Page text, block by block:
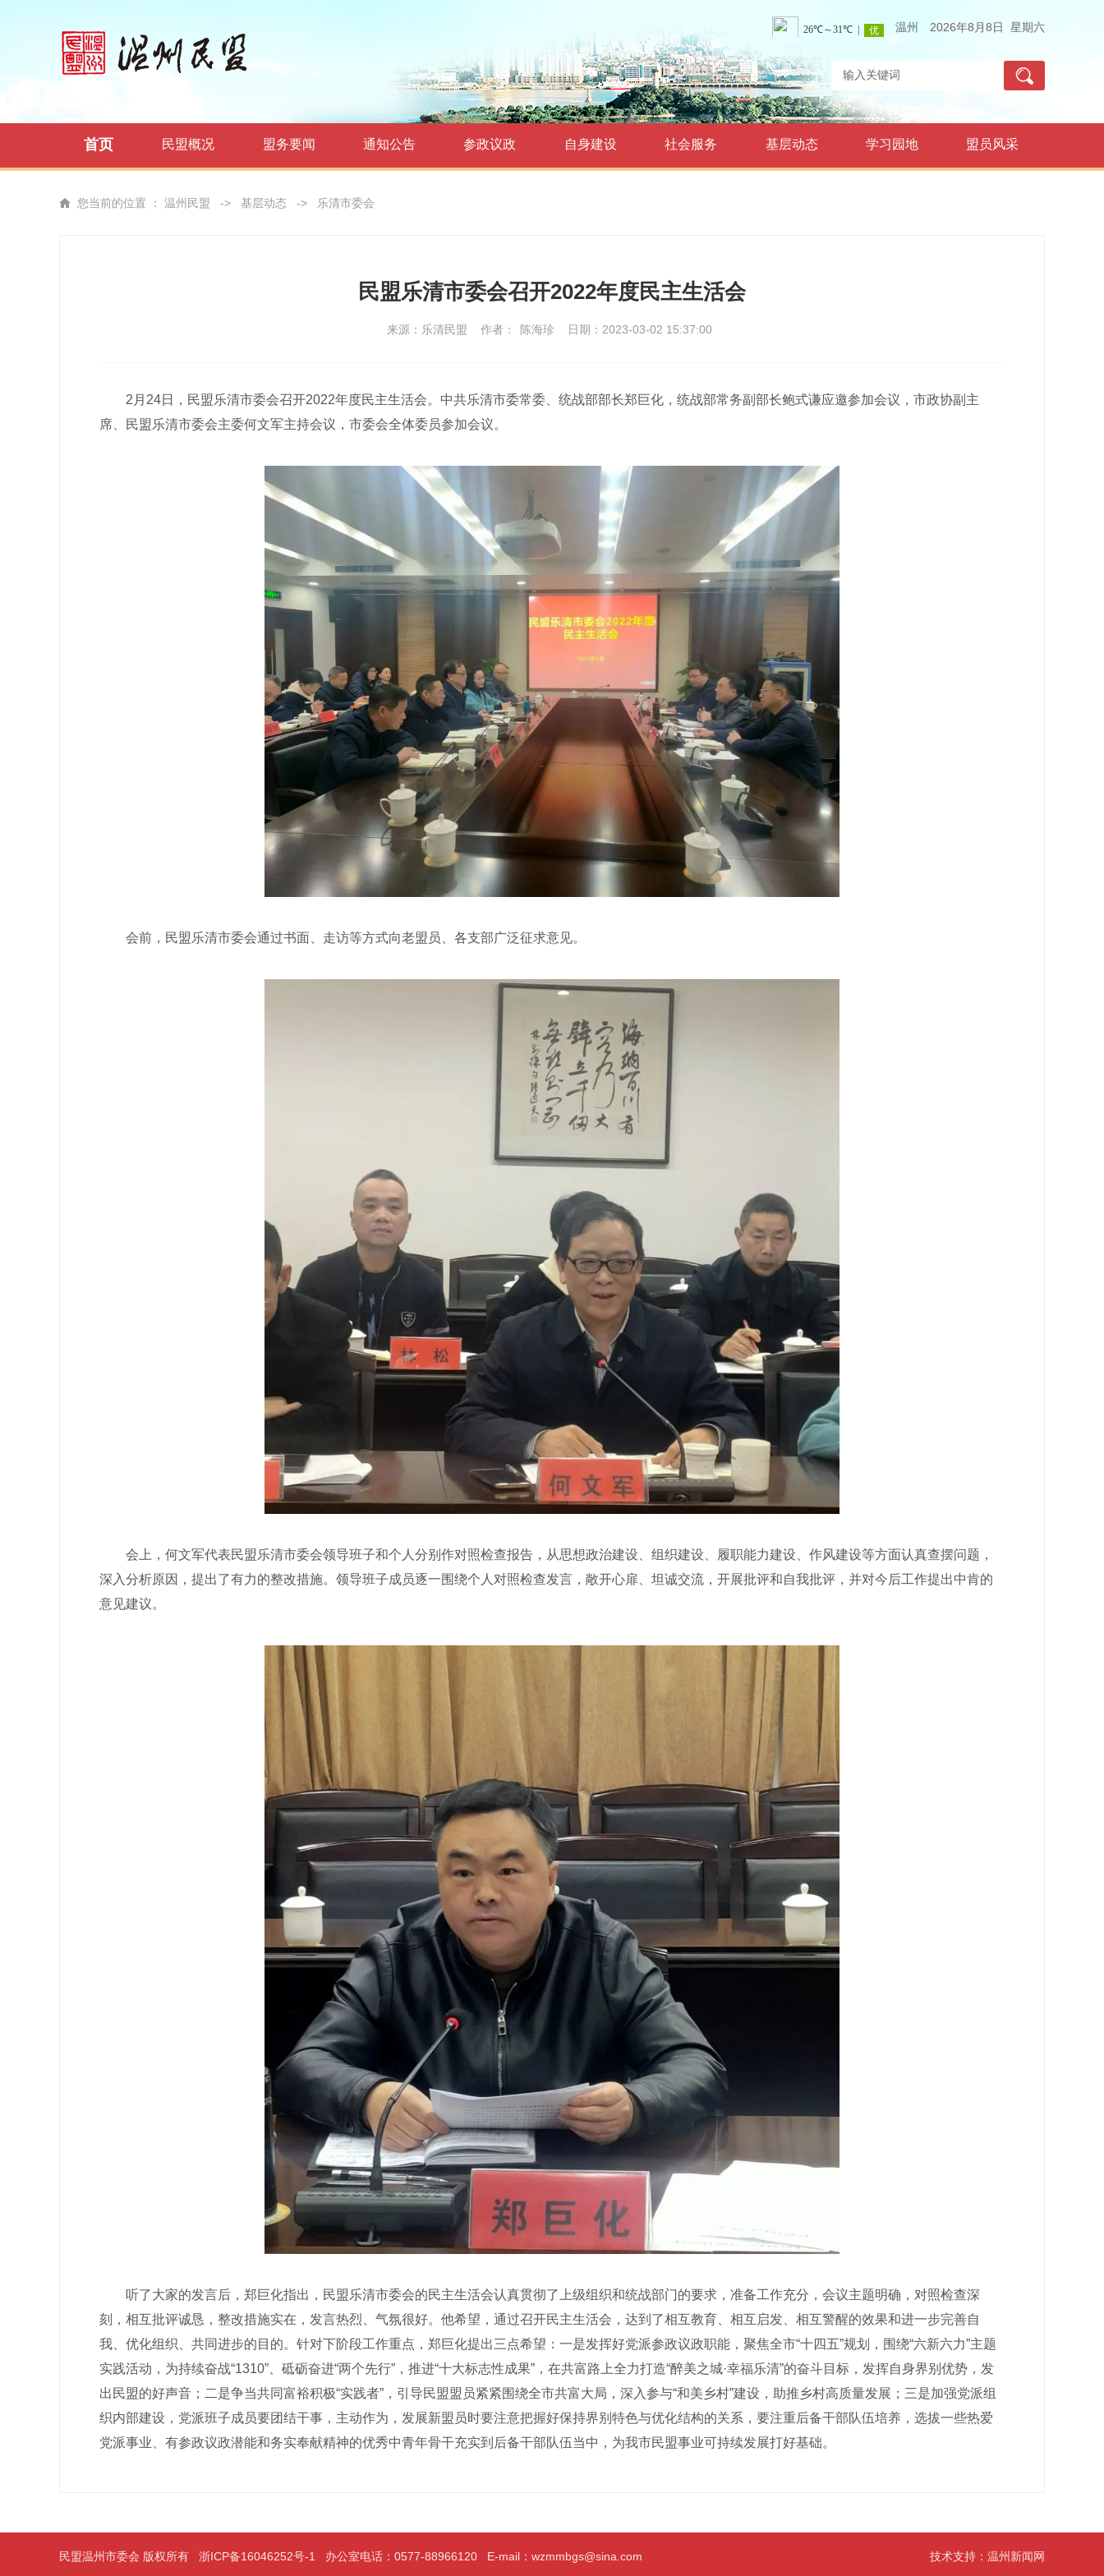
温州 2026年8月8日 星期六
首页 民盟概况 盟务要闻 通知公告 参政议政 自身建设 社会服务 基层动态 学习园地 盟员风采
您当前的位置 ： 温州民盟 -> 基层动态 -> 乐清市委会
民盟乐清市委会召开2022年度民主生活会
来源：乐清民盟 作者： 陈海珍 日期：2023-03-02 15:37:00
2月24日，民盟乐清市委会召开2022年度民主生活会。中共乐清市委常委、统战部部长郑巨化，统战部常务副部长鲍式谦应邀参加会议，市政协副主
席、民盟乐清市委会主委何文军主持会议，市委会全体委员参加会议。
会前，民盟乐清市委会通过书面、走访等方式向老盟员、各支部广泛征求意见。
会上，何文军代表民盟乐清市委会领导班子和个人分别作对照检查报告，从思想政治建设、组织建设、履职能力建设、作风建设等方面认真查摆问题，
深入分析原因，提出了有力的整改措施。领导班子成员逐一围绕个人对照检查发言，敞开心扉、坦诚交流，开展批评和自我批评，并对今后工作提出中肯的
意见建议。
听了大家的发言后，郑巨化指出，民盟乐清市委会的民主生活会认真贯彻了上级组织和统战部门的要求，准备工作充分，会议主题明确，对照检查深
刻，相互批评诚恳，整改措施实在，发言热烈、气氛很好。他希望，通过召开民主生活会，达到了相互教育、相互启发、相互警醒的效果和进一步完善自
我、优化组织、共同进步的目的。针对下阶段工作重点，郑巨化提出三点希望：一是发挥好党派参政议政职能，聚焦全市“十四五”规划，围绕“六新六力”主题
实践活动，为持续奋战“1310”、砥砺奋进“两个先行”，推进“十大标志性成果”，在共富路上全力打造“醉美之城·幸福乐清”的奋斗目标，发挥自身界别优势，发
出民盟的好声音；二是争当共同富裕积极“实践者”，引导民盟盟员紧紧围绕全市共富大局，深入参与“和美乡村”建设，助推乡村高质量发展；三是加强党派组
织内部建设，党派班子成员要团结干事，主动作为，发展新盟员时要注意把握好保持界别特色与优化结构的关系，要注重后备干部队伍培养，选拔一些热爱
党派事业、有参政议政潜能和务实奉献精神的优秀中青年骨干充实到后备干部队伍当中，为我市民盟事业可持续发展打好基础。
民盟温州市委会 版权所有 浙ICP备16046252号-1 办公室电话：0577-88966120 E-mail：wzmmbgs@sina.com 技术支持： 温州新闻网